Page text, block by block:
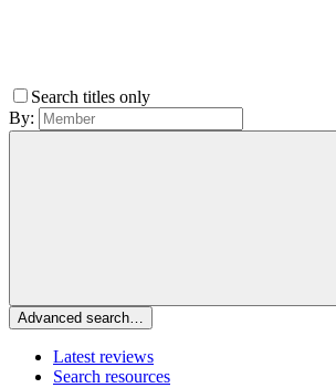
Search titles only
By:
Advanced search…
Latest reviews
Search resources